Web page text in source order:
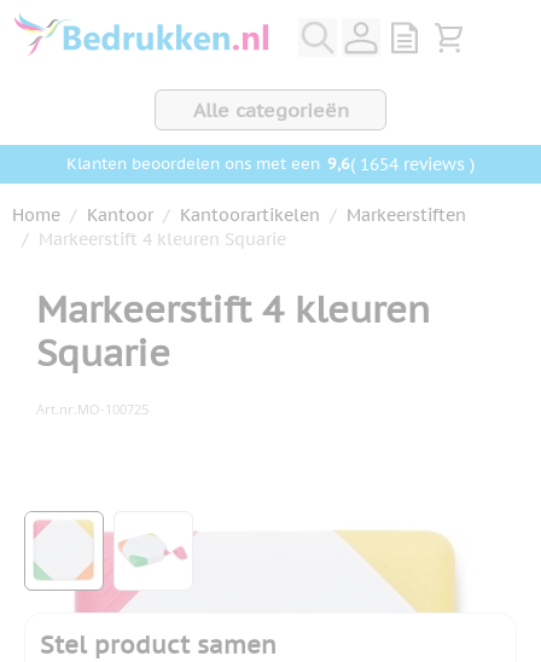
Ga naar de inhoud
View quote,
Bekijk
Alle categorieën
Klanten beoordelen ons met een 9,6( 1654 reviews )
Home / Kantoor / Kantoorartikelen / Markeerstiften
/ Markeerstift 4 kleuren Squarie
Markeerstift 4 kleuren
Squarie
Art.nr. MO-100725
View larger image
Stel product samen